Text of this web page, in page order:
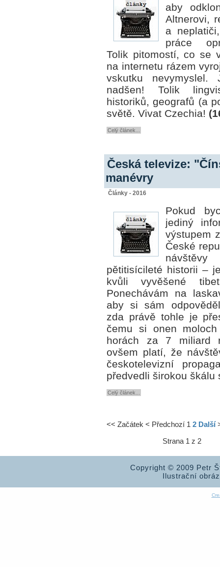
aby
Altnerovi,
a
práce
Tolik pitomostí, co se
na internetu rázem
vskutku nevymyslel.
nadšen! Tolik
historiků, geografů (a
světě. Vivat Czechia!
Celý článek...
Česká televize:
manévry
Články - 2016
Pokud
jediný
výstupem
České
pětitisícileté historii –
kvůli vyvěšené
Ponechávám na
aby si sám
zda právě tohle je
čemu si onen
horách za 7 miliard
ovšem platí, že
českotelevizní
předvedli širokou
Celý článek...
<< Začátek < Předchozí 1 2 Další
Strana 1 z 2
Copyright © 2009 Petr
Ilustrační